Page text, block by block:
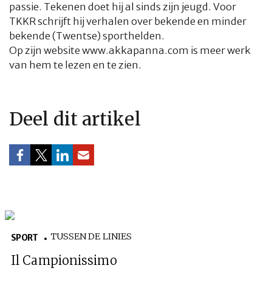
passie. Tekenen doet hij al sinds zijn jeugd. Voor
TKKR schrijft hij verhalen over bekende en minder
bekende (Twentse) sporthelden.
Op zijn websitewww.akkapanna.com is meer werk
van hem te lezen en te zien.
Deel dit artikel
SPORT TUSSEN DE LINIES
Il Campionissimo